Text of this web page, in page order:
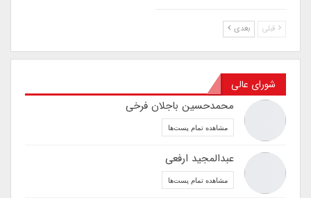
قبلی بعدی
شورای عالی
محمدحسین باجلان فرخی
مشاهده تمام پست‌ها
عبدالمجید ارفعی
مشاهده تمام پست‌ها